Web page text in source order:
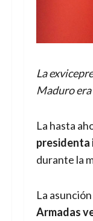
La
Maduro
La hasta
presidenta
durante la
La
Armadas